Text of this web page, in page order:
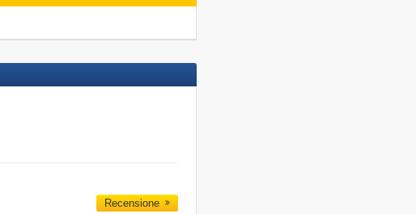
Recensione